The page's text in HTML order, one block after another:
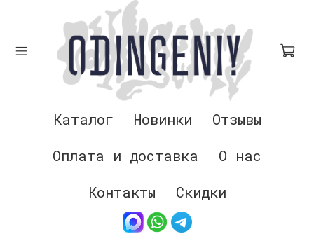
Каталог Новинки
Отзывы
Оплата и доставка
О нас
Контакты
Скидки